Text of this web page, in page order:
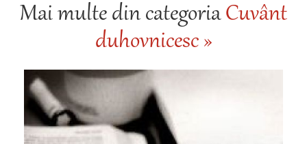
Mai multe din categoriaCuvânt
duhovnicesc »